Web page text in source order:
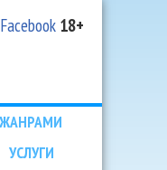
Facebook 18+
УСЛУГИ